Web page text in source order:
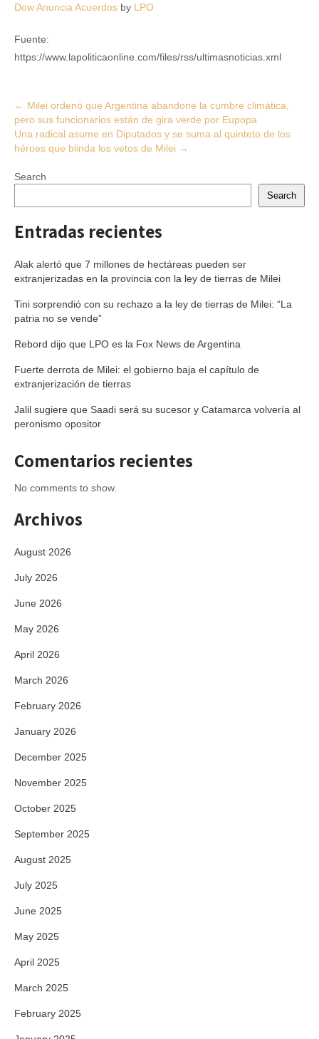
Dow Anuncia Acuerdos by LPO
Fuente:
https://www.lapoliticaonline.com/files/rss/ultimasnoticias.xml
Post
navigation
← Milei ordenó que Argentina abandone la cumbre climática,
pero sus funcionarios están de gira verde por Eupopa
Una radical asume en Diputados y se suma al quinteto de los
héroes que blinda los vetos de Milei →
Search
Search
Entradas recientes
Alak alertó que 7 millones de hectáreas pueden ser
extranjerizadas en la provincia con la ley de tierras de Milei
Tini sorprendió con su rechazo a la ley de tierras de Milei: “La
patria no se vende”
Rebord dijo que LPO es la Fox News de Argentina
Fuerte derrota de Milei: el gobierno baja el capítulo de
extranjerización de tierras
Jalil sugiere que Saadi será su sucesor y Catamarca volvería al
peronismo opositor
Comentarios recientes
No comments to show.
Archivos
August 2026
July 2026
June 2026
May 2026
April 2026
March 2026
February 2026
January 2026
December 2025
November 2025
October 2025
September 2025
August 2025
July 2025
June 2025
May 2025
April 2025
March 2025
February 2025